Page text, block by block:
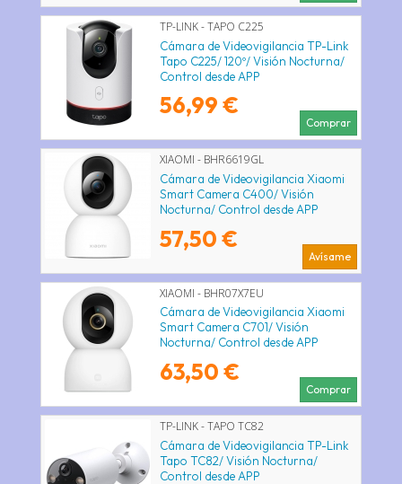
TP-LINK - TAPO C225
Cámara de Videovigilancia TP-Link
Tapo C225/ 120º/ Visión Nocturna/
Control desde APP
56,99 €
Comprar
XIAOMI - BHR6619GL
Cámara de Videovigilancia Xiaomi
Smart Camera C400/ Visión
Nocturna/ Control desde APP
57,50 €
Avísame
XIAOMI - BHR07X7EU
Cámara de Videovigilancia Xiaomi
Smart Camera C701/ Visión
Nocturna/ Control desde APP
63,50 €
Comprar
TP-LINK - TAPO TC82
Cámara de Videovigilancia TP-Link
Tapo TC82/ Visión Nocturna/
Control desde APP